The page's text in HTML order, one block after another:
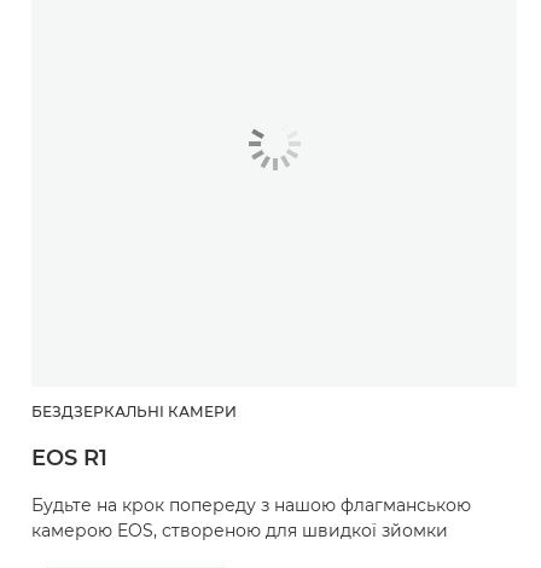
БЕЗДЗЕРКАЛЬНІ КАМЕРИ
EOS R1
Будьте на крок попереду з нашою флагманською
камерою EOS, створеною для швидкої зйомки